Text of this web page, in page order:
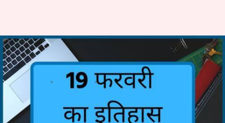
आज का इतिहास: क्या हुआ था 19
फरवरी को, जानें कुछ प्रमुख घटनाएं
लेखन Feb 19, 2019 11:12 am
क्या है खबर?